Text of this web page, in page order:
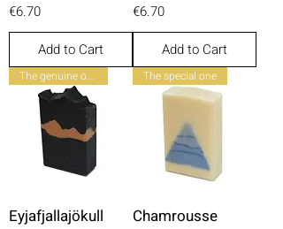
Price
€6.70
Add to Cart
Price
€6.70
Add to Cart
The genuine one
Eyjafjallajökull
The special one
Chamrousse